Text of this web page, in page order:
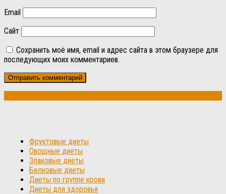
Email
Сайт
Сохранить моё имя, email и адрес сайта в этом браузере для
последующих моих комментариев.
Фруктовые диеты
Овощные диеты
Злаковые диеты
Белковые диеты
Диеты по группе крови
Диеты для здоровья